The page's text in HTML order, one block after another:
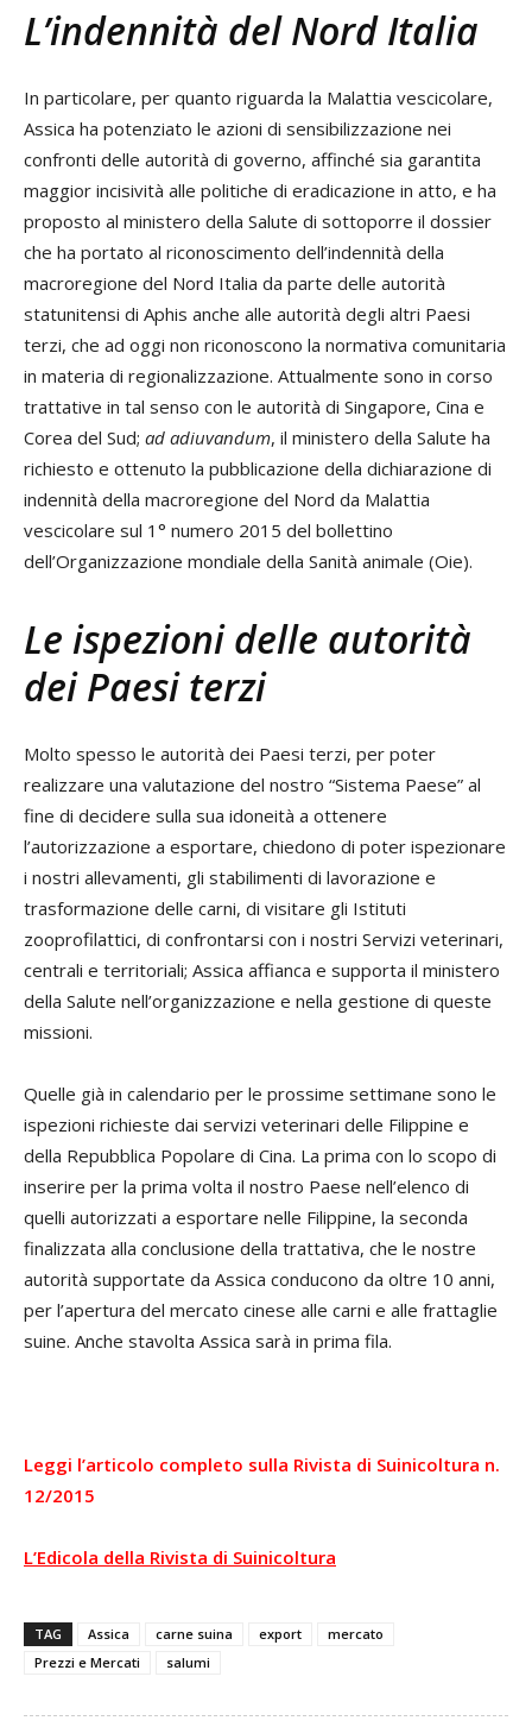
L’indennità del Nord Italia
In particolare, per quanto riguarda la Malattia vescicolare,
Assica ha potenziato le azioni di sensibilizzazione nei
confronti delle autorità di governo, affinché sia garantita
maggior incisività alle politiche di eradicazione in atto, e ha
proposto al ministero della Salute di sottoporre il dossier
che ha portato al riconoscimento dell’indennità della
macroregione del Nord Italia da parte delle autorità
statunitensi di Aphis anche alle autorità degli altri Paesi
terzi, che ad oggi non riconoscono la normativa comunitaria
in materia di regionalizzazione. Attualmente sono in corso
trattative in tal senso con le autorità di Singapore, Cina e
Corea del Sud; ad adiuvandum, il ministero della Salute ha
richiesto e ottenuto la pubblicazione della dichiarazione di
indennità della macroregione del Nord da Malattia
vescicolare sul 1° numero 2015 del bollettino
dell’Organizzazione mondiale della Sanità animale (Oie).
Le ispezioni delle autorità
dei Paesi terzi
Molto spesso le autorità dei Paesi terzi, per poter
realizzare una valutazione del nostro “Sistema Paese” al
fine di decidere sulla sua idoneità a ottenere
l’autorizzazione a esportare, chiedono di poter ispezionare
i nostri allevamenti, gli stabilimenti di lavorazione e
trasformazione delle carni, di visitare gli Istituti
zooprofilattici, di confrontarsi con i nostri Servizi veterinari,
centrali e territoriali; Assica affianca e supporta il ministero
della Salute nell’organizzazione e nella gestione di queste
missioni.
Quelle già in calendario per le prossime settimane sono le
ispezioni richieste dai servizi veterinari delle Filippine e
della Repubblica Popolare di Cina. La prima con lo scopo di
inserire per la prima volta il nostro Paese nell’elenco di
quelli autorizzati a esportare nelle Filippine, la seconda
finalizzata alla conclusione della trattativa, che le nostre
autorità supportate da Assica conducono da oltre 10 anni,
per l’apertura del mercato cinese alle carni e alle frattaglie
suine. Anche stavolta Assica sarà in prima fila.
Leggi l’articolo completo sulla Rivista di Suinicoltura n.
12/2015
L’Edicola della Rivista di Suinicoltura
TAG Assica carne suina export
mercato
Prezzi e Mercati
salumi